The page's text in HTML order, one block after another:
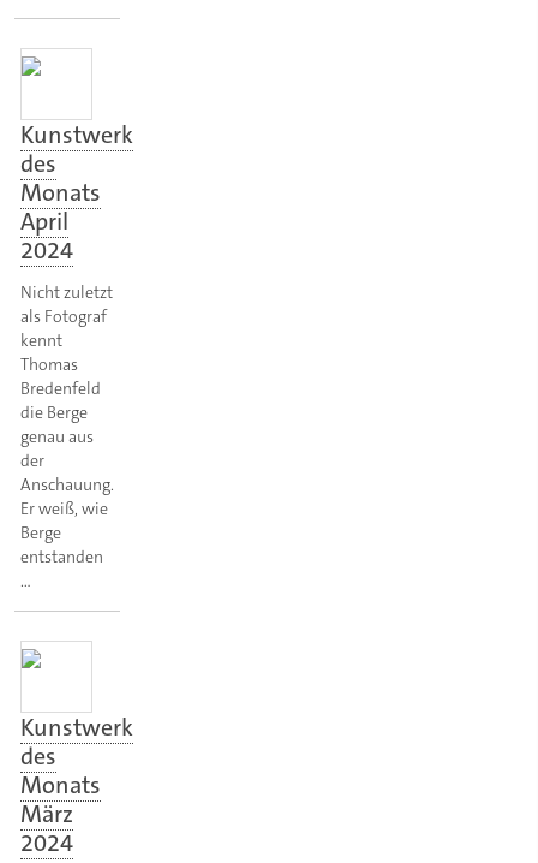
Kunstwerk
des
Monats
April
2024
Nicht zuletzt
als Fotograf
kennt
Thomas
Bredenfeld
die Berge
genau aus
der
Anschauung.
Er weiß, wie
Berge
entstanden
…
Kunstwerk
des
Monats
März
2024